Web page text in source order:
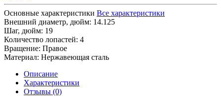
Основные характеристики Все характеристики
Внешний диаметр, дюйм: 14.125
Шаг, дюйм: 19
Количество лопастей: 4
Вращение: Правое
Материал: Нержавеющая сталь
Описание
Характеристики
Отзывы (0)